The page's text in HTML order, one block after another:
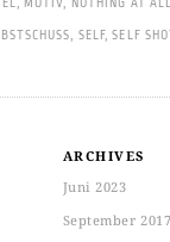
, MOTIV, NOTHING AT
, SELF,SELF
ARCHIVES
Juni 2023
September